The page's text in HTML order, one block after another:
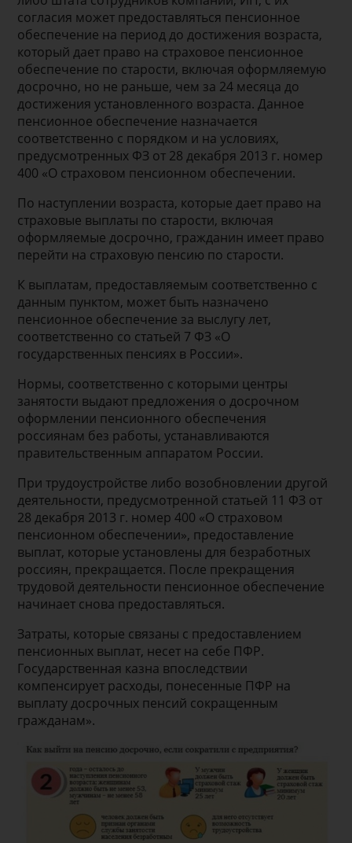
согласия может предоставляться пенсионное
обеспечение на период до достижения возраста,
который дает право на страховое пенсионное
обеспечение по старости, включая оформляемую
досрочно, но не раньше, чем за 24 месяца до
достижения установленного возраста. Данное
пенсионное обеспечение назначается
соответственно с порядком и на условиях,
предусмотренных ФЗ от 28 декабря 2013 г. номер
400 «О страховом пенсионном обеспечении.
По наступлении возраста, которые дает право на
страховые выплаты по старости, включая
оформляемые досрочно, гражданин имеет право
перейти на страховую пенсию по старости.
К выплатам, предоставляемым соответственно с
данным пунктом, может быть назначено
пенсионное обеспечение за выслугу лет,
соответственно со статьей 7 ФЗ «О
государственных пенсиях в России».
Нормы, соответственно с которыми центры
занятости выдают предложения о досрочном
оформлении пенсионного обеспечения
россиянам без работы, устанавливаются
правительственным аппаратом России.
При трудоустройстве либо возобновлении другой
деятельности, предусмотренной статьей 11 ФЗ от
28 декабря 2013 г. номер 400 «О страховом
пенсионном обеспечении», предоставление
выплат, которые установлены для безработных
россиян, прекращается. После прекращения
трудовой деятельности пенсионное обеспечение
начинает снова предоставляться.
Затраты, которые связаны с предоставлением
пенсионных выплат, несет на себе ПФР.
Государственная казна впоследствии
компенсирует расходы, понесенные ПФР на
выплату досрочных пенсий сокращенным
гражданам».